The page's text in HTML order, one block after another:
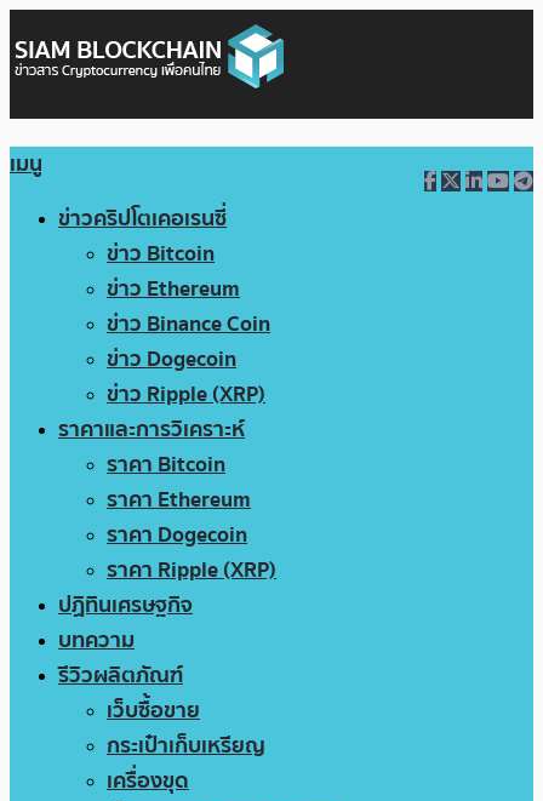
เมนู
ข่าวคริปโตเคอเรนซี่
ข่าว Bitcoin
ข่าว Ethereum
ข่าว Binance Coin
ข่าว Dogecoin
ข่าว Ripple (XRP)
ราคาและการวิเคราะห์
ราคา Bitcoin
ราคา Ethereum
ราคา Dogecoin
ราคา Ripple (XRP)
ปฏิทินเศรษฐกิจ
บทความ
รีวิวผลิตภัณฑ์
เว็บซื้อขาย
กระเป๋าเก็บเหรียญ
เครื่องขุด